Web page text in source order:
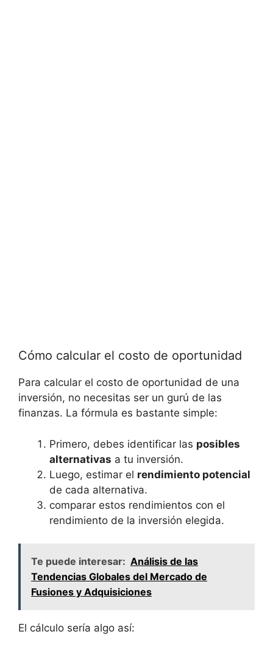
Cómo calcular el costo de oportunidad
Para calcular el costo de oportunidad de‍ una
inversión, no⁤ necesitas ser un‍ gurú de las⁤
finanzas. La fórmula es bastante simple:
Primero, debes identificar las posibles
alternativas a tu inversión.⁤
Luego, ‌estimar el rendimiento potencial
‌de cada alternativa.
comparar estos rendimientos con el⁣
rendimiento‍ de la inversión elegida.
Te puede interesar: Análisis de las
Tendencias Globales del Mercado de
Fusiones y Adquisiciones
El cálculo sería algo así: